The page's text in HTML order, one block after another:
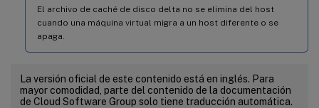
El archivo de caché de disco delta no se elimina del host
cuando una máquina virtual migra a un host diferente o se
apaga.
La versión oficial de este contenido está en inglés. Para
mayor comodidad, parte del contenido de la documentación
de Cloud Software Group solo tiene traducción automática.